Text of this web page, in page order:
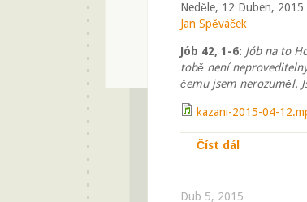
Neděle, 12 Duben, 2015
Jan Spěváček
Jób 42, 1-6: Jób na to
tobě není
čemu jsem nerozuměl.
kazani-2015-04-
Číst dál
Dub 5, 2015